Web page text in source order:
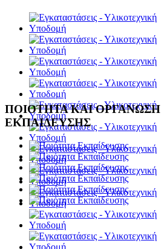
ΠΟΙΟΤΗΤΑ ΚΑΙ ΟΡΓΑΝΩΣΗ
ΕΚΠΑΙΔΕΥΣΗΣ